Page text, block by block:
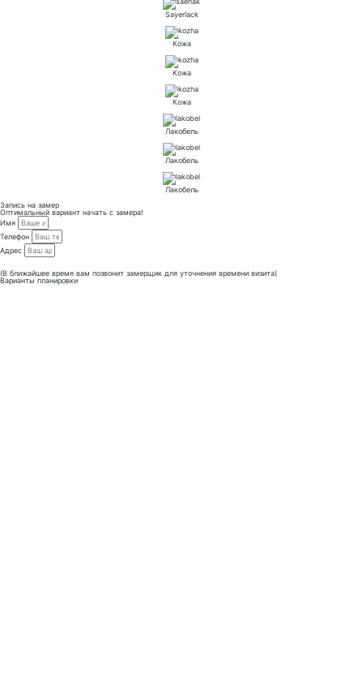
Sayerlack
Кожа
Кожа
Кожа
Лакобель
Лакобель
Лакобель
Запись на замер
Оптимальный вариант начать с замера!
Имя
Телефон
Адрес
(В ближайшее время вам позвонит замерщик для уточнения времени визита)
Варианты планировки